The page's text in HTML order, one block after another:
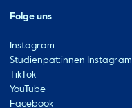
Folge uns
Instagram
Studienpat:innen Instagram
TikTok
YouTube
Facebook